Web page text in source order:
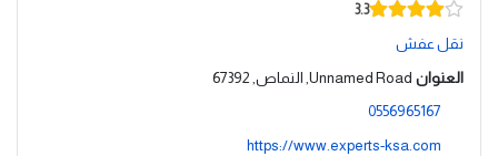
3.3
نقل عفش
العنوان Unnamed Road, النماص, 67392
0556965167
https://www.experts-ksa.com